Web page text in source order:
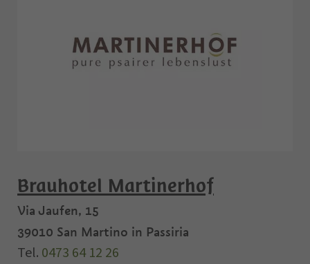
Brauhotel Martinerhof
Via Jaufen, 15
39010 San Martino in Passiria
Tel. 0473 64 12 26